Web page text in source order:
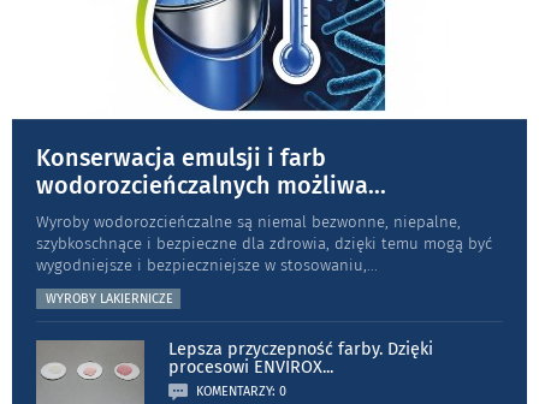
Konserwacja emulsji i farb
wodorozcieńczalnych możliwa...
Wyroby wodorozcieńczalne są niemal bezwonne, niepalne,
szybkoschnące i bezpieczne dla zdrowia, dzięki temu mogą być
wygodniejsze i bezpieczniejsze w stosowaniu,...
WYROBY LAKIERNICZE
Lepsza przyczepność farby. Dzięki
procesowi ENVIROX...
KOMENTARZY: 0